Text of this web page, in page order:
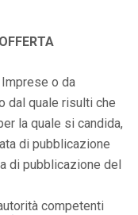
o da
dal quale risulti che
la quale si candida,
di pubblicazione
di pubblicazione del
competenti